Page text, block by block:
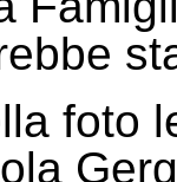
foto